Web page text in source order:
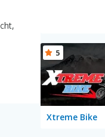
Xtreme Bike
5